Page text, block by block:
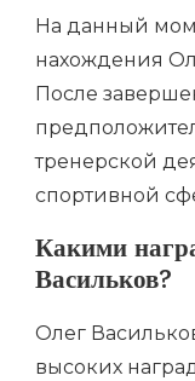
На данный
нахождения
После
тренерской
спортивной
Какими
Васильков?
Олег
высоких